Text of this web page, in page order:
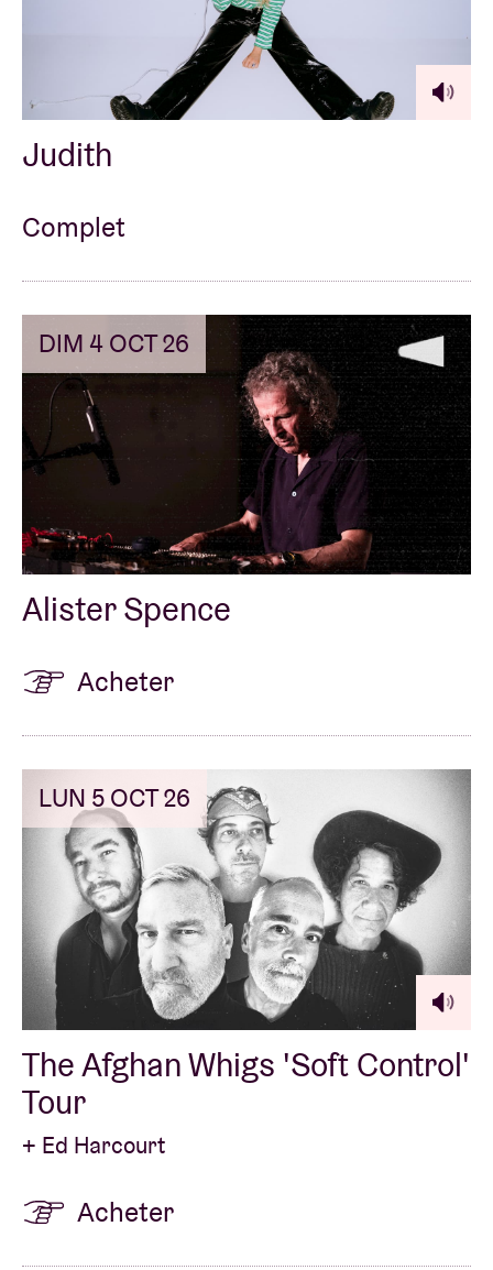
Judith
Complet
DIM 4 OCT 26
Alister Spence
Acheter
LUN 5 OCT 26
The Afghan Whigs 'Soft Control'
Tour
+ Ed Harcourt
Acheter